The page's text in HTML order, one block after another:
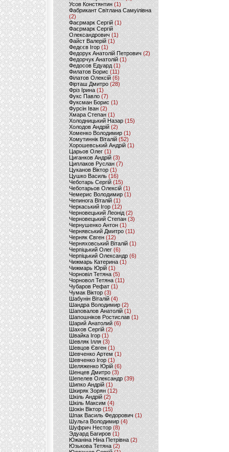
Усов Констянтин(1)
Фабрикант Світлана Самуілівна
(2)
Фаєрмарк Сергій(1)
Фаєрмарк Сергій
Олександрович (1)
Файст Валерій(1)
Федєєв Ігор (1)
Федорук Анатолій Петрович (2)
Федорчук Анатолій (1)
Федосов Едуард (1)
Филатов Борис (11)
Філатов Олексій (6)
Фірташ Дмитро (28)
Фріз Ірина (1)
Фукс Павло (7)
Фуксман Борис (1)
Фурсін Іван (2)
Хмара Степан(1)
Холодницький Назар(15)
Холодов Андрій (2)
Хоменко Володимир (1)
Хомутиннік Віталій (52)
Хорошевський Андрій (1)
Царьов Олег (1)
Циганков Андрій (3)
Циплаков Руслан(7)
Цуканов Віктор (1)
Цушко Василь (16)
Чеботарь Сергій (15)
Чеботарьов Олексій (1)
Чемерис Володимир (1)
Чепинога Віталій (1)
Черкаський Ігор (12)
Черновецький Леонід(2)
Черновецький Степан (3)
Чернушенко Антон (1)
Чернявський Дмитро(11)
Черняк Євген(12)
Черняховський Віталій (1)
Черпіцький Олег (6)
Черпіцький Олександр (6)
Чижмарь Катерина (1)
Чижмарь Юрій (1)
Чорновіл Тетяна (5)
Чорновол Тетяна (11)
Чубаров Рефат (1)
Чумак Віктор(3)
Шабунін Віталій (4)
Шандра Володимир (2)
Шаповалов Анатолій(1)
Шапошніков Ростислав(1)
Шарий Анатолий(6)
Шахов Сергій(2)
Швайка Ігор (1)
Шевляк Ілля (3)
Шевцов Євген (1)
Шевченко Артем(1)
Шевченко Ігор(1)
Шеляженко Юрій (6)
Шенцев Дмитро (3)
Шепелев Олександр (39)
Шипко Андрій(1)
Шкиряк Зорян(12)
Шкіль Андрій(2)
Шкіль Максим (4)
Шокін Віктор (15)
Шпак Василь Федорович (1)
Шульга Володимир (4)
Шуфрич Нестор(8)
Эдуард Багиров (1)
Южаніна Ніна Петрівна (2)
Юзькова Тетяна(2)